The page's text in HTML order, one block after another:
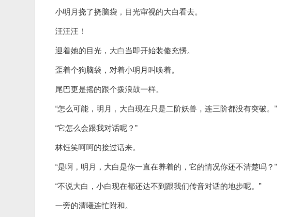
小明月挠了挠脑袋，目光审视的大白看去。
汪汪汪！
迎着她的目光，大白当即开始装傻充愣。
歪着个狗脑袋，对着小明月叫唤着。
尾巴更是摇的跟个拨浪鼓一样。
“怎么可能，明月，大白现在只是二阶妖兽，连三阶都没有突破。”
“它怎么会跟我对话呢？”
林钰笑呵呵的接过话来。
“是啊，明月，大白是你一直在养着的，它的情况你还不清楚吗？”
“不说大白，小白现在都还达不到跟我们传音对话的地步呢。”
一旁的清曦连忙附和。